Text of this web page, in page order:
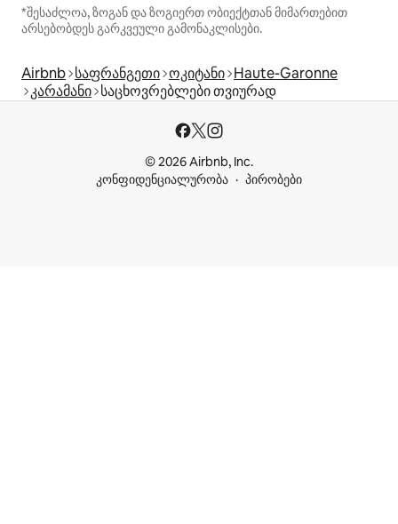
*შესაძლოა, ზოგან და ზოგიერთ ობიექტთან მიმართებით
არსებობდეს გარკვეული გამონაკლისები.
Airbnb საფრანგეთი ოკიტანი Haute-Garonne
კარამანი საცხოვრებლები თვიურად
© 2026 Airbnb, Inc.
კონფიდენციალურობა
პირობები